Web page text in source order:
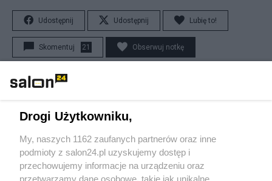
Udostępnij Udostępnij Lubię to!
Skomentuj 21 Obserwuj notkę
karol123
Nowości od blogera
Drogi Użytkowniku,
My, naszych 1162 zaufanych partnerów oraz inne
podmioty z salon24.pl uzyskujemy dostęp i
przechowujemy informacje na urządzeniu oraz
przetwarzamy dane osobowe, takie jak unikalne